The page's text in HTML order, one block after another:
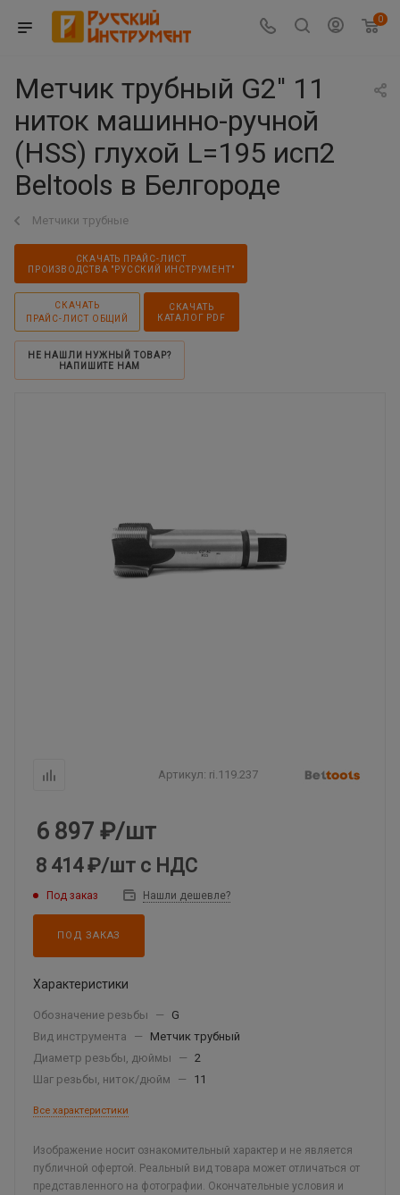
0
Метчик трубный G2'' 11
ниток машинно-ручной
(HSS) глухой L=195 исп2
Beltools в Белгороде
Метчики трубные
СКАЧАТЬ ПРАЙС-ЛИСТ
ПРОИЗВОДСТВА "РУССКИЙ ИНСТРУМЕНТ"
СКАЧАТЬ
ПРАЙС-ЛИСТ ОБЩИЙ
СКАЧАТЬ
КАТАЛОГ PDF
НЕ НАШЛИ НУЖНЫЙ ТОВАР?
НАПИШИТЕ НАМ
Артикул: ri.119.237
6 897 ₽/шт
8 414 ₽/шт с НДС
Под заказ Нашли дешевле?
ПОД ЗАКАЗ
Характеристики
Обозначение резьбы —
G
Вид инструмента
—
Метчик трубный
Диаметр резьбы, дюймы
— 2
Шаг резьбы, ниток/дюйм
— 11
Все характеристики
Изображение носит ознакомительный характер и не является
публичной офертой. Реальный вид товара может отличаться от
представленного на фотографии. Окончательные условия и